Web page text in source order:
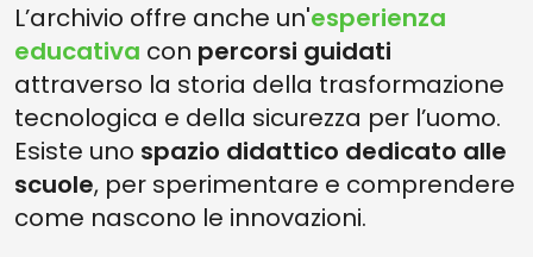
L’archivio offre anche un'esperienza
educativa con percorsi guidati
attraverso la storia della trasformazione
tecnologica e della sicurezza per l’uomo.
Esiste uno spazio didattico dedicato alle
scuole, per sperimentare e comprendere
come nascono le innovazioni.